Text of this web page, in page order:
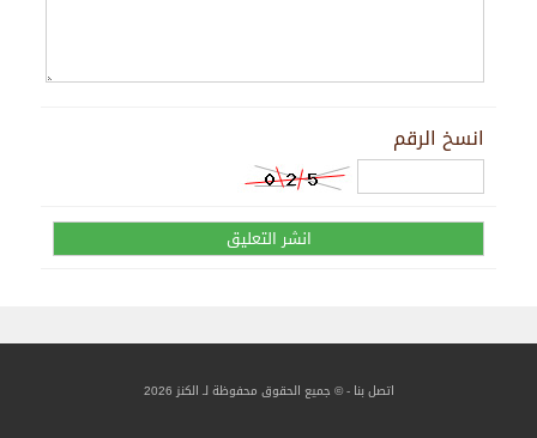
انسخ الرقم
اتصل بنا - © جميع الحقوق محفوظة لـ الكنز 2026